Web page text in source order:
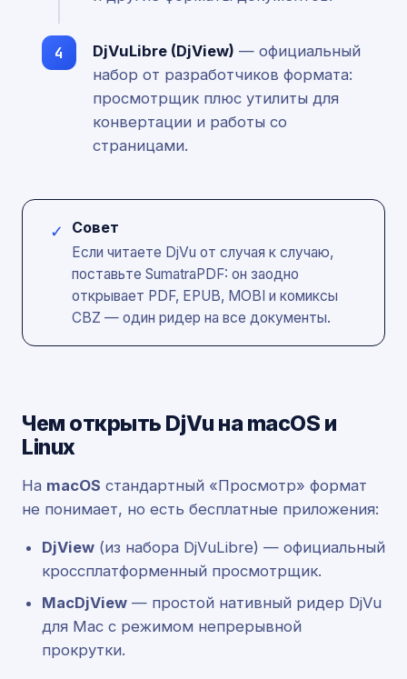
DjVuLibre (DjView) — официальный
набор от разработчиков формата:
просмотрщик плюс утилиты для
конвертации и работы со
страницами.
✓ Совет
Если читаете DjVu от случая к случаю,
поставьте SumatraPDF: он заодно
открывает PDF, EPUB, MOBI и комиксы
CBZ — один ридер на все документы.
Чем открыть DjVu на macOS и
Linux
На macOS стандартный «Просмотр» формат
не понимает, но есть бесплатные приложения:
DjView (из набора DjVuLibre) — официальный
кроссплатформенный просмотрщик.
MacDjView — простой нативный ридер DjVu
для Mac с режимом непрерывной
прокрутки.